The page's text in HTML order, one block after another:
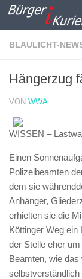
Zum Inhalt
BLAULICHT-
Hängerzug
VON WWA
WISSEN –
Einen
Polizeibeamten
dem sie
Anhänger,
erhielten sie die
Köttinger Weg ein
der Stelle eher
Beamten, wie
selbstverständlich